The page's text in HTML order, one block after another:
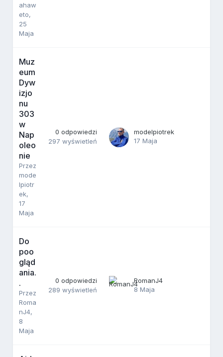
ahaw
eto,
25
Maja
Muz
eum
Dyw
izjo
nu
303
w
Nap
oleo
nie
Przez
mode
lpiotr
ek,
17
Maja
0 odpowiedzi
297 wyświetleń
modelpiotrek
17 Maja
Do
poo
gląd
ania.
.
Przez
Roma
nJ4,
8
Maja
0 odpowiedzi
289 wyświetleń
RomanJ4
8 Maja